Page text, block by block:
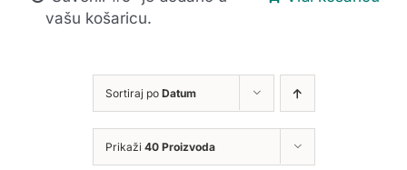
vašu košaricu.
Sortiraj po Datum
Prikaži 40 Proizvoda